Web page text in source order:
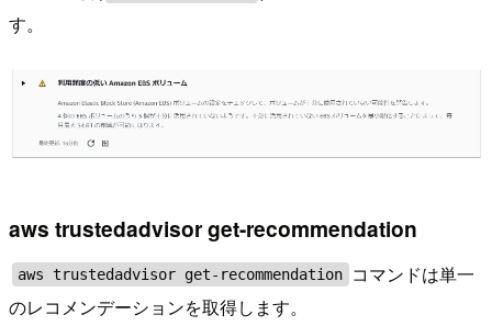
す。
aws trustedadvisor get-recommendation
aws trustedadvisor get-recommendation
コマンドは単一
のレコメンデーションを取得します。